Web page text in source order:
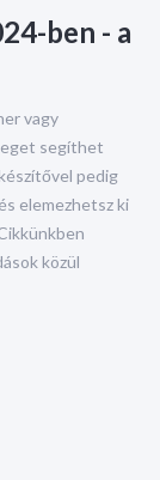
ben - a
vagy
segíthet
pedig
elemezhetsz ki
közül